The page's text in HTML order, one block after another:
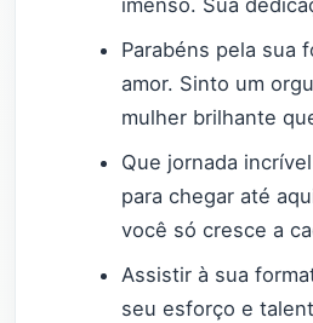
Parabéns pela sua
amor. Sinto um
mulher brilhante
Que jornada
para chegar até
você só cresce a
Assistir à sua
seu esforço e